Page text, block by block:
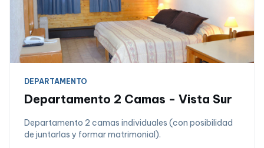
DEPARTAMENTO
Departamento 2 Camas - Vista Sur
Departamento 2 camas individuales (con posibilidad
de juntarlas y formar matrimonial).